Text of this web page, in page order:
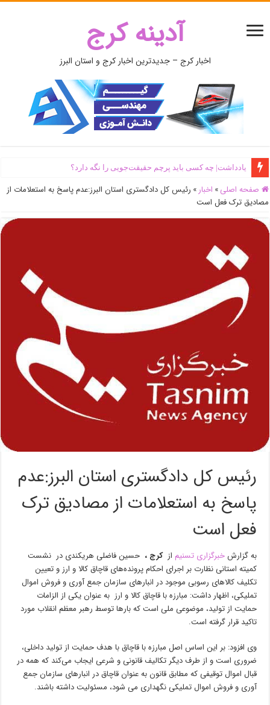
آدینه کرج
اخبار کرج – جدیدترین اخبار کرج و استان البرز
یادداشت| ‌چه کسی باید پرچم حقیقت‌جویی را نگه دارد؟
صفحه اصلی » اخبار » رئیس کل دادگستری استان البرز:عدم پاسخ به استعلامات از
مصادیق ترک فعل است
رئیس کل دادگستری استان البرز:عدم
پاسخ به استعلامات از مصادیق ترک
فعل است
به گزارشخبرگزاری تسنیم ازکرج، حسین فاضلی هریکندی در نشست
کمیته استانی نظارت بر اجرای احکام پرونده‌های قاچاق کالا و ارز و تعیین
تکلیف کالاهای رسوبی موجود در انبارهای سازمان جمع آوری و فروش اموال
تملیکی، اظهار داشت: مبارزه با قاچاق کالا و ارز به عنوان یکی از الزامات
حمایت از تولید، موضوعی ملی است که بارها توسط رهبر معظم انقلاب مورد
تاکید قرار گرفته است.
وی افزود: بر این اساس اصل مبارزه با قاچاق با هدف حمایت از تولید داخلی،
ضروری است و از طرف دیگر تکالیف قانونی و شرعی ایجاب می‌کند که همه در
قبال اموال توقیفی که مطابق قانون به عنوان قاچاق در انبارهای سازمان جمع
آوری و فروش اموال تملیکی نگهداری می شود، مسئولیت داشته باشند.